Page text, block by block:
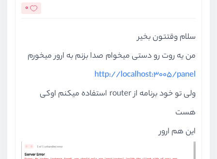
0
سلام وقتتون بخیر
من یه روت رو دستی میخوام صدا بزنم به ارور میخورم
http://localhost:3005/panel
ولی تو خود برنامه از router استفاده میکنم اوکی
هست
این هم ارور